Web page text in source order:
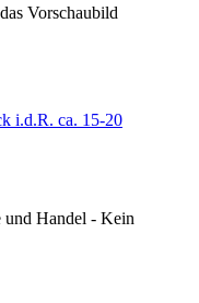
Vorschaubild
i.d.R. ca. 15-20
und Handel - Kein